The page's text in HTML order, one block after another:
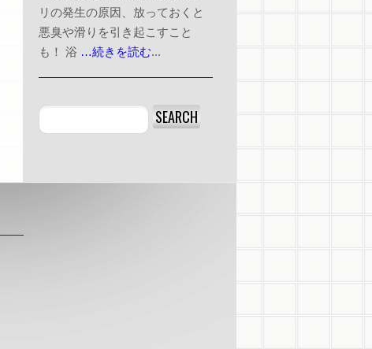
リの発生の原因、放っておくと
悪臭や滑りを引き起こすこと
も！ 浴 …続きを読む...